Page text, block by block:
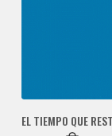
EL TIEMPO QUE